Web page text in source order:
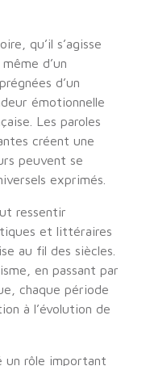
qu’il s’agisse
d’un
d’un
émotionnelle
Les paroles
créent une
peuvent se
exprimés.
ressentir
et littéraires
au fil des siècles.
en passant par
chaque période
à l’évolution de
un rôle important